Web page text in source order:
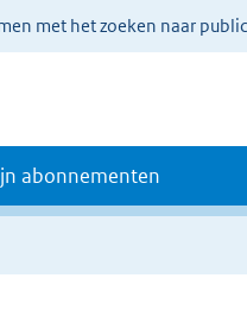
met het zoeken naar
abonnementen